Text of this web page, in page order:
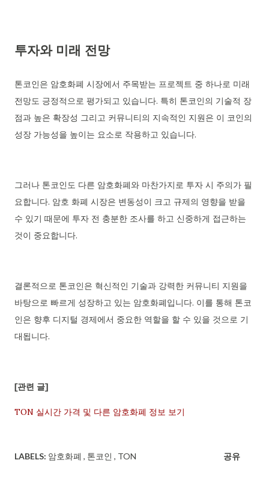
투자와 미래 전망
톤코인은 암호화폐 시장에서 주목받는 프로젝트 중 하나로 미래
전망도 긍정적으로 평가되고 있습니다. 특히 톤코인의 기술적 장
점과 높은 확장성 그리고 커뮤니티의 지속적인 지원은 이 코인의
성장 가능성을 높이는 요소로 작용하고 있습니다.
그러나 톤코인도 다른 암호화폐와 마찬가지로 투자 시 주의가 필
요합니다. 암호 화폐 시장은 변동성이 크고 규제의 영향을 받을
수 있기 때문에 투자 전 충분한 조사를 하고 신중하게 접근하는
것이 중요합니다.
결론적으로 톤코인은 혁신적인 기술과 강력한 커뮤니티 지원을
바탕으로 빠르게 성장하고 있는 암호화폐입니다. 이를 통해 톤코
인은 향후 디지털 경제에서 중요한 역할을 할 수 있을 것으로 기
대됩니다.
[관련 글]
TON 실시간 가격 및 다른 암호화폐 정보 보기
LABELS: 암호화폐 톤코인 TON 공유